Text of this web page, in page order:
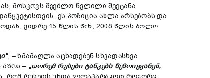
მოსკოვს შეეძლო წვლილი შეეტანა
ეს პოზიცია ახლა არსებობს და
ვიდრე 15 წლის წინ, 2008 წლის ბოლო
, – ხმამაღლა აცხადებენ სხვადასხვა
აზრს – „თორემრუსები ტანკებს შემოიყვანენ,